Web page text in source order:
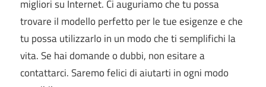
migliori su Internet. Ci auguriamo che tu possa
trovare il modello perfetto per le tue esigenze e che
tu possa utilizzarlo in un modo che ti semplifichi la
vita.Se hai domande o dubbi, non esitare a
contattarci.Saremo felici di aiutarti in ogni modo